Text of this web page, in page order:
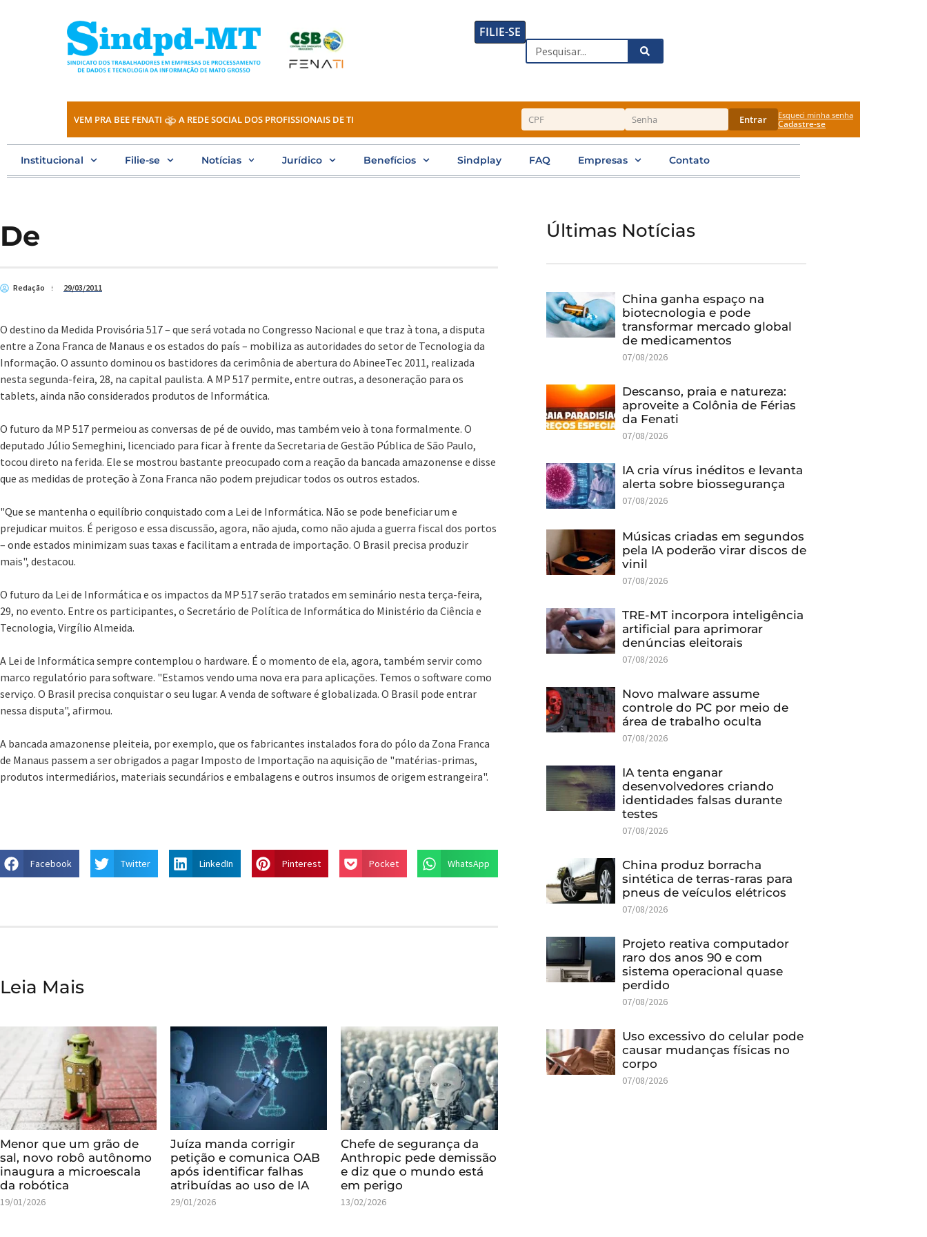
FILIE-SE
Search
VEM PRA BEE FENATI A REDE SOCIAL DOS PROFISSIONAIS DE TI Entrar Esqueci minha senha
Cadastre-se
Institucional Filie-se Notícias Jurídico Benefícios Sindplay FAQ Empresas Contato
De
Redação 29/03/2011
O destino da Medida Provisória 517 – que será votada no Congresso Nacional e que traz à tona, a disputa
entre a Zona Franca de Manaus e os estados do país – mobiliza as autoridades do setor de Tecnologia da
Informação. O assunto dominou os bastidores da cerimônia de abertura do AbineeTec 2011, realizada
nesta segunda-feira, 28, na capital paulista. A MP 517 permite, entre outras, a desoneração para os
tablets, ainda não considerados produtos de Informática.
O futuro da MP 517 permeiou as conversas de pé de ouvido, mas também veio à tona formalmente. O
deputado Júlio Semeghini, licenciado para ficar à frente da Secretaria de Gestão Pública de São Paulo,
tocou direto na ferida. Ele se mostrou bastante preocupado com a reação da bancada amazonense e disse
que as medidas de proteção à Zona Franca não podem prejudicar todos os outros estados.
"Que se mantenha o equilíbrio conquistado com a Lei de Informática. Não se pode beneficiar um e
prejudicar muitos. É perigoso e essa discussão, agora, não ajuda, como não ajuda a guerra fiscal dos portos
– onde estados minimizam suas taxas e facilitam a entrada de importação. O Brasil precisa produzir
mais", destacou.
O futuro da Lei de Informática e os impactos da MP 517 serão tratados em seminário nesta terça-feira,
29, no evento. Entre os participantes, o Secretário de Política de Informática do Ministério da Ciência e
Tecnologia, Virgílio Almeida.
A Lei de Informática sempre contemplou o hardware. É o momento de ela, agora, também servir como
marco regulatório para software. "Estamos vendo uma nova era para aplicações. Temos o software como
serviço. O Brasil precisa conquistar o seu lugar. A venda de software é globalizada. O Brasil pode entrar
nessa disputa", afirmou.
A bancada amazonense pleiteia, por exemplo, que os fabricantes instalados fora do pólo da Zona Franca
de Manaus passem a ser obrigados a pagar Imposto de Importação na aquisição de "matérias-primas,
produtos intermediários, materiais secundários e embalagens e outros insumos de origem estrangeira".
Facebook Twitter LinkedIn Pinterest Pocket WhatsApp
Leia Mais
Menor que um grão de
sal, novo robô autônomo
inaugura a microescala
da robótica
19/01/2026
Juíza manda corrigir
petição e comunica OAB
após identificar falhas
atribuídas ao uso de IA
29/01/2026
Chefe de segurança da
Anthropic pede demissão
e diz que o mundo está
em perigo
13/02/2026
Últimas Notícias
China ganha espaço na
biotecnologia e pode
transformar mercado global
de medicamentos
07/08/2026
Descanso, praia e natureza:
aproveite a Colônia de Férias
da Fenati
07/08/2026
IA cria vírus inéditos e levanta
alerta sobre biossegurança
07/08/2026
Músicas criadas em segundos
pela IA poderão virar discos de
vinil
07/08/2026
TRE-MT incorpora inteligência
artificial para aprimorar
denúncias eleitorais
07/08/2026
Novo malware assume
controle do PC por meio de
área de trabalho oculta
07/08/2026
IA tenta enganar
desenvolvedores criando
identidades falsas durante
testes
07/08/2026
China produz borracha
sintética de terras-raras para
pneus de veículos elétricos
07/08/2026
Projeto reativa computador
raro dos anos 90 e com
sistema operacional quase
perdido
07/08/2026
Uso excessivo do celular pode
causar mudanças físicas no
corpo
07/08/2026